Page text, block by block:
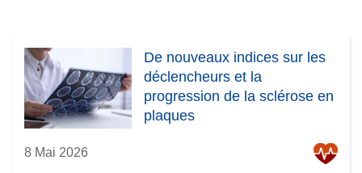
De nouveaux indices sur les
déclencheurs et la
progression de la sclérose en
plaques
8 Mai 2026